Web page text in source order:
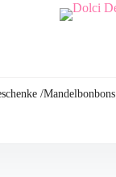
/Mandelbonbons